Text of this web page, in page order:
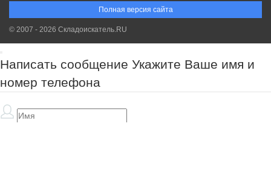
Полная версия сайта
© 2007 - 2026 Складоискатель.RU
Написать сообщение Укажите Ваше имя и
номер телефона